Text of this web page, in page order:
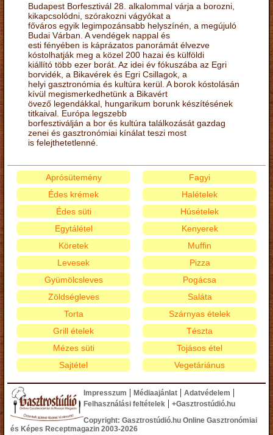
Budapest Borfesztivál 28. alkalommal várja a borozni,
kikapcsolódni, szórakozni vágyókat a
főváros egyik legimpozánsabb helyszínén, a megújuló
Budai Várban. A vendégek nappal és
esti fényében is káprázatos panorámát élvezve
kóstolhatják meg a közel 200 hazai és külföldi
kiállító több ezer borát. Az idei év fókuszába az Egri
borvidék, a Bikavérek és Egri Csillagok, a
helyi gasztronómia és kultúra kerül. A borok kóstolásán
kívül megismerkedhetünk a Bikavért
övező legendákkal, hungarikum borunk készítésének
titkaival. Európa legszebb
borfesztiválján a bor és kultúra találkozását gazdag
zenei és gasztronómiai kínálat teszi most
is felejthetetlenné.
Aprósütemény
Édes krémek
Édes süti
Egytálétel
Fagyi
Halételek
Húsételek
Kenyerek
Köretek
Levesek
Gyümölcsleves
Zöldségleves
Muffin
Pizza
Pogácsa
Saláta
Torta
Grill ételek
Mézes süti
Sajtétel
Szárnyas ételek
Tészta
Tojásos étel
Vegetáriánus
Impresszum | Médiaajánlat | Adatvédelem |
Felhasználási feltételek | +Gasztrostúdió.hu
Copyright: Gasztrostúdió.hu Online Gasztronómiai
és Képes Receptmagazin 2003-2026